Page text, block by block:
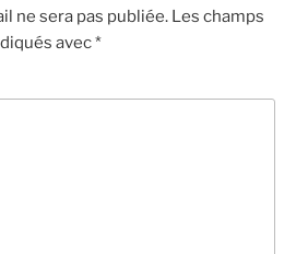
ne sera pas publiée. Les champs
avec*